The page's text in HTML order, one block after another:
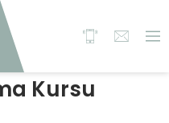
Kursu